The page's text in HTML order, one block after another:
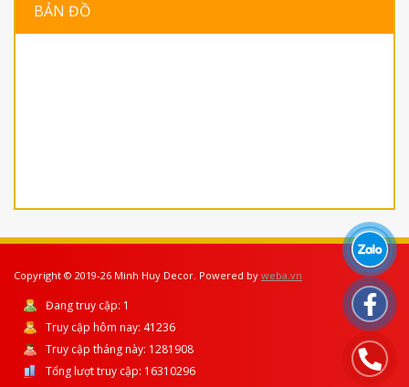
BẢN ĐỒ
Copyright © 2019-26 Minh Huy Decor. Powered by weba.vn
Đang truy cập: 1
Truy cập hôm nay: 41236
Truy cập tháng này: 1281908
Tổng lượt truy cập: 16310296